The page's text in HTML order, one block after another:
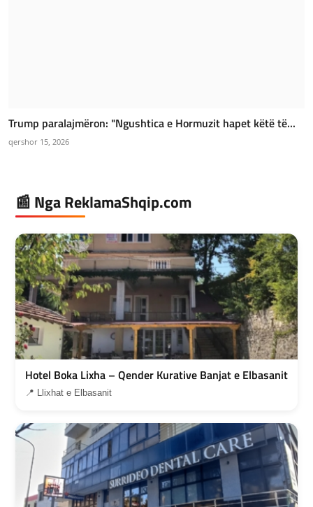
Trump paralajmëron: "Ngushtica e Hormuzit hapet këtë të...
qershor 15, 2026
📰 Nga ReklamaShqip.com
Hotel Boka Lixha – Qender Kurative Banjat e Elbasanit
📍 Llixhat e Elbasanit